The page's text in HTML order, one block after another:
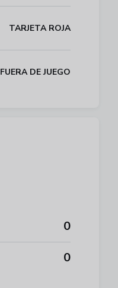
0
0
TARJETA ROJA
FUERA DE JUEGO